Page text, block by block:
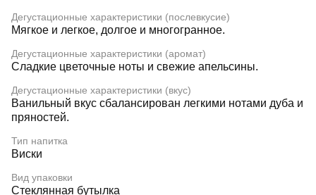
Дегустационные характеристики (послевкусие)
Мягкое и легкое, долгое и многогранное.
Дегустационные характеристики (аромат)
Сладкие цветочные ноты и свежие апельсины.
Дегустационные характеристики (вкус)
Ванильный вкус сбалансирован легкими нотами дуба и
пряностей.
Тип напитка
Виски
Вид упаковки
Стеклянная бутылка